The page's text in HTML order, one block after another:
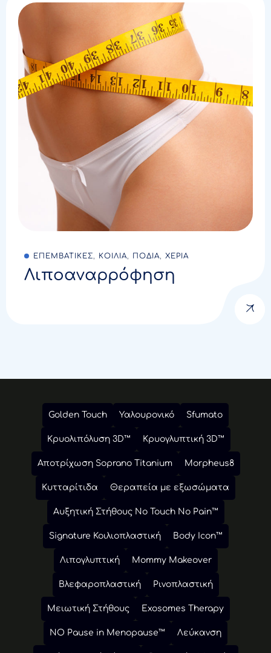
ΕΠΕΜΒΑΤΙΚΕΣ ΚΟΙΛΙΑ ΠΟΔΙΑ ΧΕΡΙΑ
Λιποαναρρόφηση
Golden Touch Υαλουρονικό Sfumato
Κρυολιπόλυση 3D™ Κρυογλυπτική 3D™
Αποτρίχωση Soprano Titanium Morpheus8
Κυτταρίτιδα Θεραπεία με εξωσώματα
Αυξητική Στήθους No Touch No Pain™
Signature Κοιλιοπλαστική Body Icon™
Λιπογλυπτική Mommy Makeover
Βλεφαροπλαστική Ρινοπλαστική
Μειωτική Στήθους Exosomes Therapy
NO Pause in Menopause™ Λεύκανση